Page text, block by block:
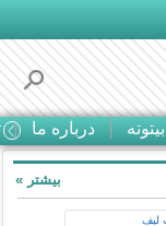
درباره ما
بیشتر »